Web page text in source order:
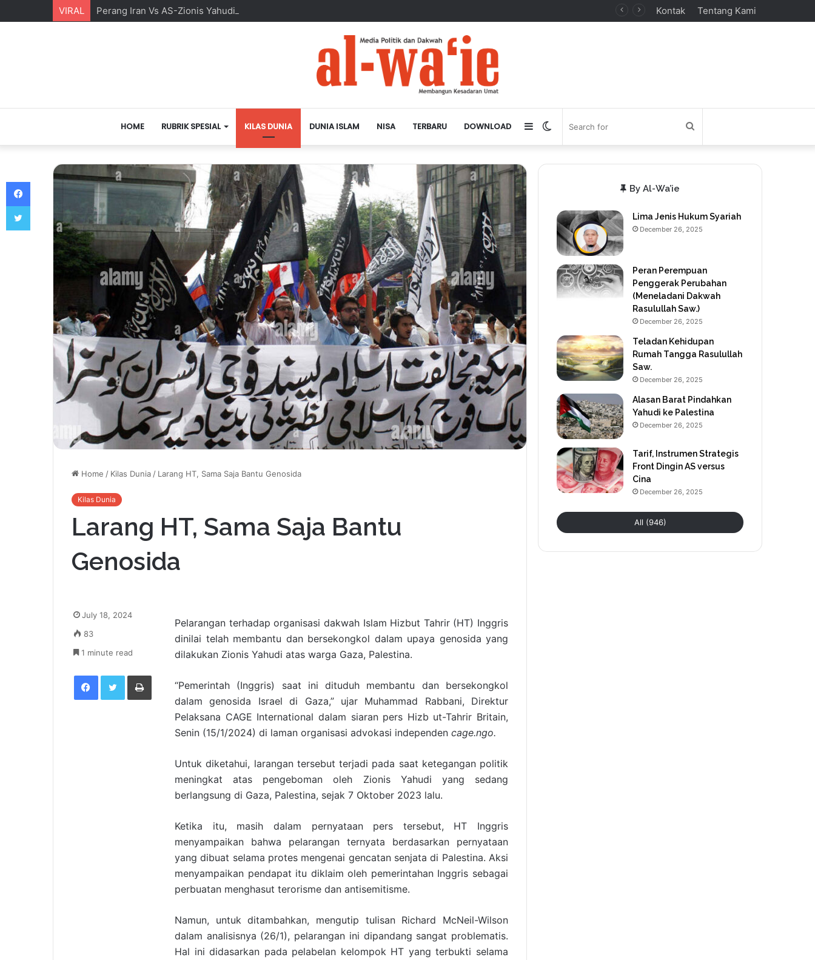
VIRAL Perang Iran Vs AS-Zionis Yahudi dan Masa Depan Dunia Islam Kontak Tentang Kami
HOME RUBRIK SPESIAL KILAS DUNIA DUNIA ISLAM NISA TERBARU DOWNLOAD
for
Switch
skin
Sidebar
Home / Kilas Dunia / Larang HT, Sama Saja Bantu Genosida
Kilas Dunia
Larang HT, Sama Saja Bantu
Genosida
Pelarangan terhadap organisasi dakwah Islam Hizbut Tahrir (HT) Inggris
dinilai telah membantu dan bersekongkol dalam upaya genosida yang
dilakukan Zionis Yahudi atas warga Gaza, Palestina.
“Pemerintah (Inggris) saat ini dituduh membantu dan bersekongkol
dalam genosida Israel di Gaza,” ujar Muhammad Rabbani, Direktur
Pelaksana CAGE International dalam siaran pers Hizb ut-Tahrir Britain,
Senin (15/1/2024) di laman organisasi advokasi independen cage.ngo.
Untuk diketahui, larangan tersebut terjadi pada saat ketegangan politik
meningkat atas pengeboman oleh Zionis Yahudi yang sedang
berlangsung di Gaza, Palestina, sejak 7 Oktober 2023 lalu.
Ketika itu, masih dalam pernyataan pers tersebut, HT Inggris
menyampaikan bahwa pelarangan ternyata berdasarkan pernyataan
yang dibuat selama protes mengenai gencatan senjata di Palestina. Aksi
menyampaikan pendapat itu diklaim oleh pemerintahan Inggris sebagai
perbuatan menghasut terorisme dan antisemitisme.
Namun, untuk ditambahkan, mengutip tulisan Richard McNeil-Wilson
dalam analisisnya (26/1), pelarangan ini dipandang sangat problematis.
Hal ini didasarkan pada pelabelan kelompok HT yang terbukti selama
July 18, 2024
83
1 minute read
Facebook Twitter Print
By Al-Wa’ie
Lima Jenis Hukum Syariah
December 26, 2025
Peran Perempuan
Penggerak Perubahan
(Meneladani Dakwah
Rasulullah Saw.)
December 26, 2025
Teladan Kehidupan
Rumah Tangga Rasulullah
Saw.
December 26, 2025
Alasan Barat Pindahkan
Yahudi ke Palestina
December 26, 2025
Tarif, Instrumen Strategis
Front Dingin AS versus
Cina
December 26, 2025
All (946)
Facebook